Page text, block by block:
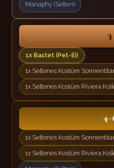
Manaphy (Selten)
3
1x Bastet (Pet-Ei)
1x Seltenes Kostüm
1x Seltenes Kostüm Riviera
1x Seltenes Kostüm
1x Seltenes Kostüm Riviera